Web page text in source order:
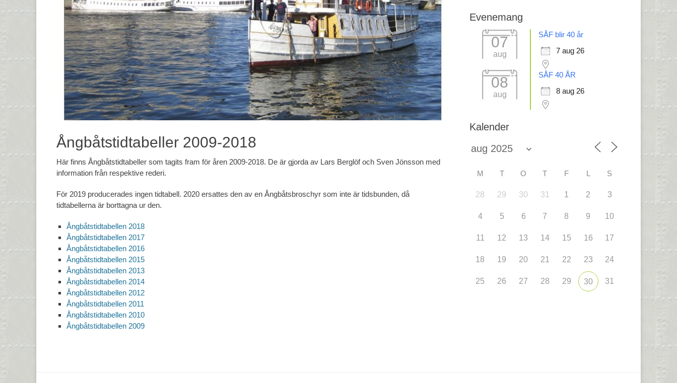
Ångbåtstidtabeller 2009-2018
Här finns Ångbåtstidtabeller som tagits fram för åren 2009-2018. De är gjorda av Lars Berglöf och Sven Jönsson med
information från respektive rederi.
För 2019 producerades ingen tidtabell. 2020 ersattes den av en Ångbåtsbroschyr som inte är tidsbunden, då
tidtabellerna är borttagna ur den.
Ångbåtstidtabellen 2018
Ångbåtstidtabellen 2017
Ångbåtstidtabellen 2016
Ångbåtstidtabellen 2015
Ångbåtstidtabellen 2013
Ångbåtstidtabellen 2014
Ångbåtstidtabellen 2012
Ångbåtstidtabellen 2011
Ångbåtstidtabellen 2010
Ångbåtstidtabellen 2009
Evenemang
07
aug
SÅF blir 40 år
7 aug 26
08
aug
SÅF 40 ÅR
8 aug 26
Kalender
M T O T F L S
28 29 30 31 1 2 3
4 5 6 7 8 9 10
11 12 13 14 15 16 17
18 19 20 21 22 23 24
25 26 27 28 29 30 31